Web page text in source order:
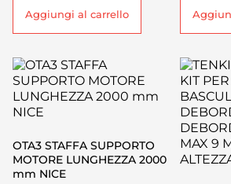
Aggiungi al carrello
OTA3 STAFFA SUPPORTO
MOTORE LUNGHEZZA 2000
mm NICE